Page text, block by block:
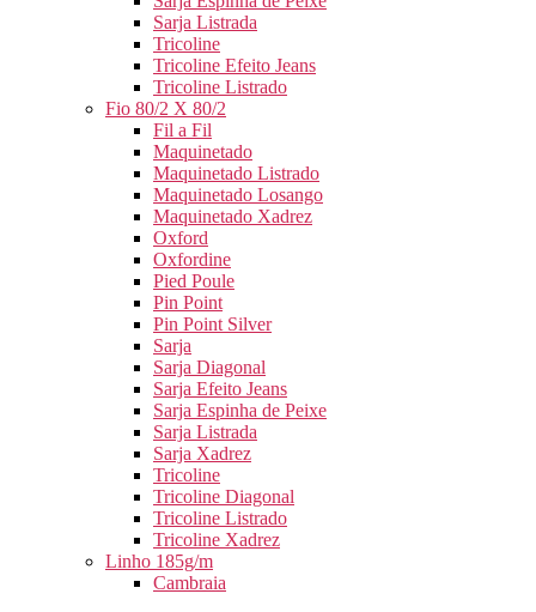
Sarja Listrada
Tricoline
Tricoline Efeito Jeans
Tricoline Listrado
Fio 80/2 X 80/2
Fil a Fil
Maquinetado
Maquinetado Listrado
Maquinetado Losango
Maquinetado Xadrez
Oxford
Oxfordine
Pied Poule
Pin Point
Pin Point Silver
Sarja
Sarja Diagonal
Sarja Efeito Jeans
Sarja Espinha de Peixe
Sarja Listrada
Sarja Xadrez
Tricoline
Tricoline Diagonal
Tricoline Listrado
Tricoline Xadrez
Linho 185g/m
Cambraia